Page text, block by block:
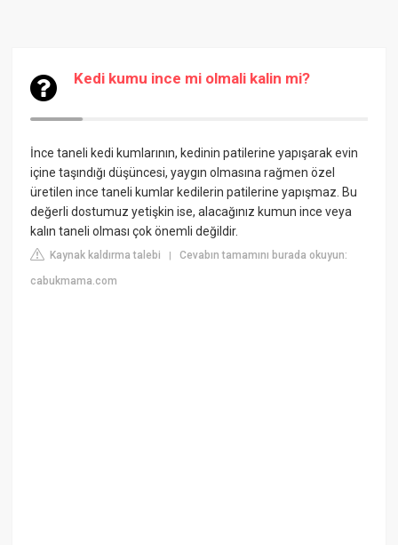
Kedi kumu ince mi olmali kalin mi?
İnce taneli kedi kumlarının, kedinin patilerine yapışarak evin
içine taşındığı düşüncesi, yaygın olmasına rağmen özel
üretilen ince taneli kumlar kedilerin patilerine yapışmaz. Bu
değerli dostumuz yetişkin ise, alacağınız kumun ince veya
kalın taneli olması çok önemli değildir.
Kaynak kaldırma talebi |Cevabın tamamını burada okuyun:
cabukmama.com